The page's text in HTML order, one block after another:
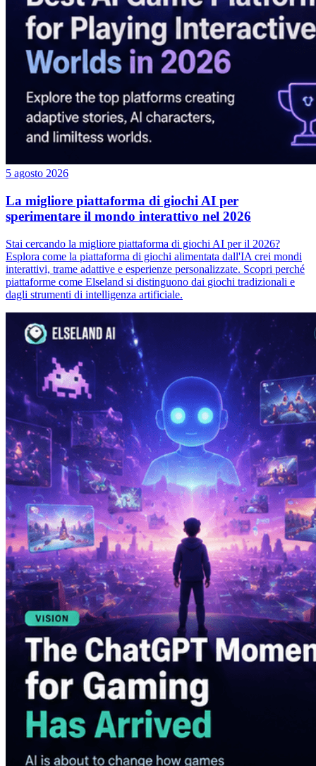
5 agosto 2026
La migliore piattaforma di giochi AI per
sperimentare il mondo interattivo nel 2026
Stai cercando la migliore piattaforma di giochi AI per il 2026?
Esplora come la piattaforma di giochi alimentata dall'IA crei mondi
interattivi, trame adattive e esperienze personalizzate. Scopri perché
piattaforme come Elseland si distinguono dai giochi tradizionali e
dagli strumenti di intelligenza artificiale.